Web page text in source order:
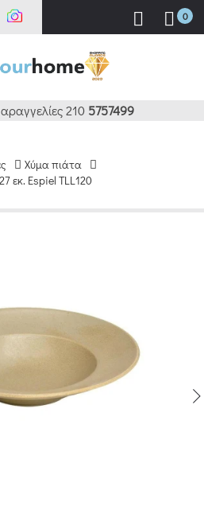
0
210 5757499
Χύμα πιάτα
εκ. Espiel TLL120